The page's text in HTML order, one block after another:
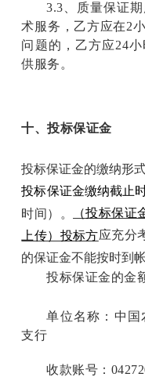
3.3 、质量保证
术服务，乙方应在2
问题的，乙方应24
供服务。
十、投标保证金
投标保证金的缴纳形
投标保证金缴纳截止
时间）。 （投标保
上传）投标方应充分
的保证金不能按时到
投标保证金的金
单位名称：中国
支行
收款账号：